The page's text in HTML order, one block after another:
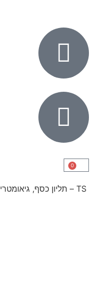
0
TS – תליון כסף, גיאומטרי, אבן אמטיסט סגולה